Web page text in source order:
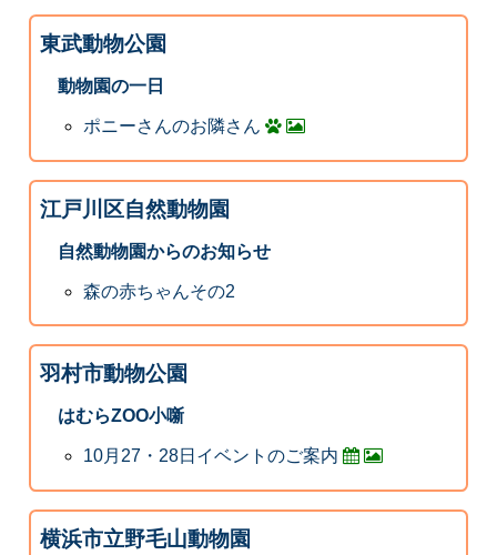
東武動物公園
動物園の一日
ポニーさんのお隣さん
江戸川区自然動物園
自然動物園からのお知らせ
森の赤ちゃんその2
羽村市動物公園
はむらZOO小噺
10月27・28日イベントのご案内
横浜市立野毛山動物園